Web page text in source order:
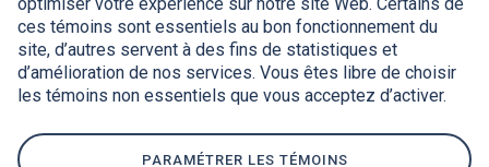
ces témoins sont essentiels au bon fonctionnement du
site, d’autres servent à des fins de statistiques et
d’amélioration de nos services. Vous êtes libre de choisir
les témoins non essentiels que vous acceptez d’activer.
PARAMÉTRER LES TÉMOINS
Accessibilité
Application de la Charte de la langue française
Politique de confidentialité
Québec.ca
Ce